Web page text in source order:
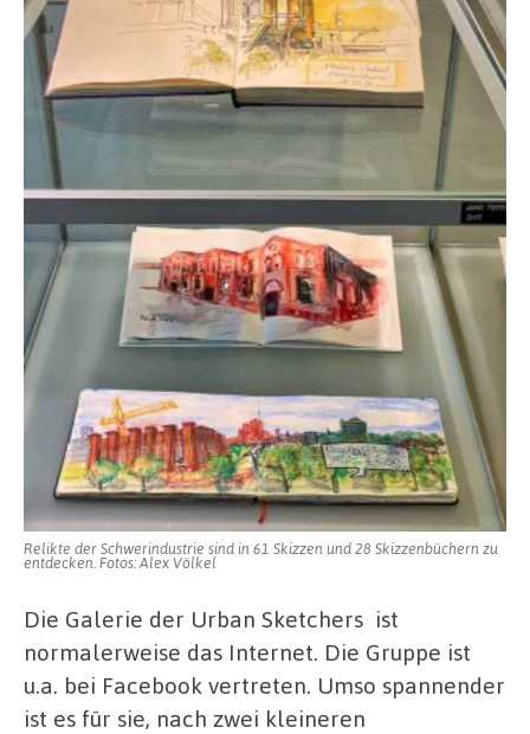
Relikte der Schwerindustrie sind in 61 Skizzen und 28 Skizzenbüchern zu
entdecken. Fotos: Alex Völkel
Die Galerie der Urban Sketchers ist
normalerweise das Internet. Die Gruppe ist
u.a. bei Facebook vertreten. Umso spannender
ist es für sie, nach zwei kleineren